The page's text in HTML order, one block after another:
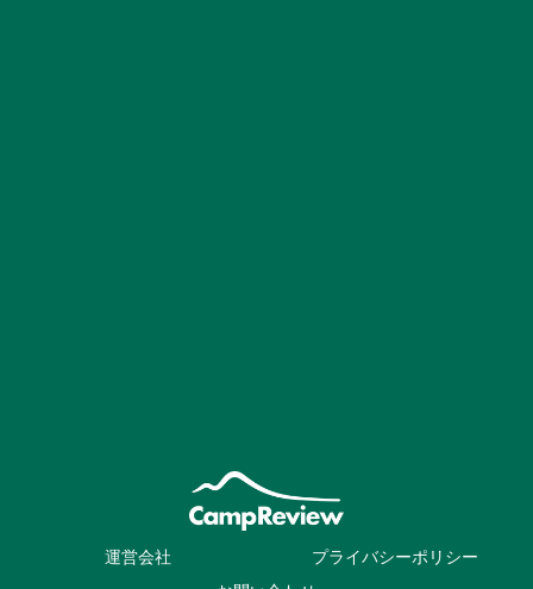
運営会社
プライバシーポリシー